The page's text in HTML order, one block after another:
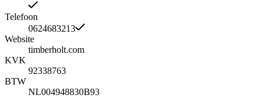
Telefoon
0624683213
Website
timberholt.com
KVK
92338763
BTW
NL004948830B93